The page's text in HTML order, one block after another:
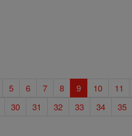
5 6 7 8 9 10 11
30 31 32 33 34 35